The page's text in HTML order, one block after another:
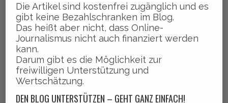
Die Artikel sind kostenfrei zugänglich und es
gibt keine Bezahlschranken im Blog.
Das heißt aber nicht, dass Online-
Journalismus nicht auch finanziert werden
kann.
Darum gibt es die Möglichkeit zur
freiwilligen Unterstützung und
Wertschätzung.
DEN BLOG UNTERSTÜTZEN – GEHT GANZ EINFACH!